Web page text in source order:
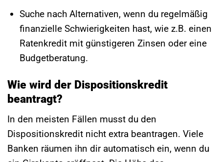
Suche nach Alternativen, wenn du regelmäßig
finanzielle Schwierigkeiten hast, wie z.B. einen
Ratenkredit mit günstigeren Zinsen oder eine
Budgetberatung.
Wie wird der Dispositionskredit
beantragt?
In den meisten Fällen musst du den
Dispositionskredit nicht extra beantragen. Viele
Banken räumen ihn dir automatisch ein, wenn du